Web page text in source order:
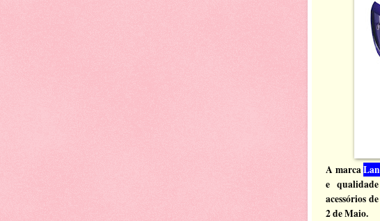
A marca
e
acessórios
2 de Maio.